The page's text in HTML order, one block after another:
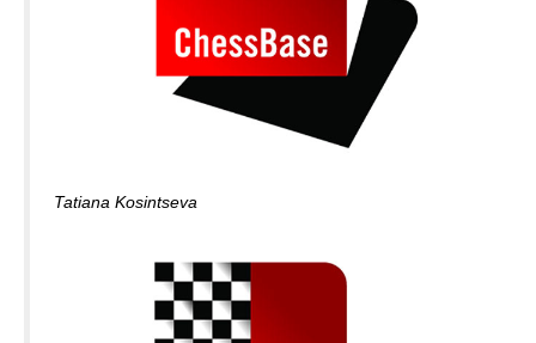
Tatiana Kosintseva